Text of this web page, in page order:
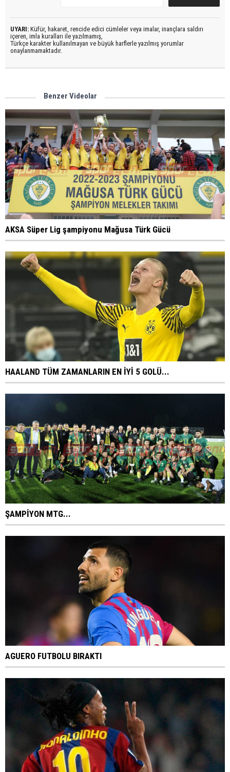
UYARI: Küfür, hakaret, rencide edici cümleler veya imalar, inançlara saldırı
içeren, imla kuralları ile yazılmamış,
Türkçe karakter kullanılmayan ve büyük harflerle yazılmış yorumlar
onaylanmamaktadır.
Benzer Videolar
AKSA Süper Lig şampiyonu Mağusa Türk Gücü
HAALAND TÜM ZAMANLARIN EN İYİ 5 GOLÜ...
ŞAMPİYON MTG...
AGUERO FUTBOLU BIRAKTI